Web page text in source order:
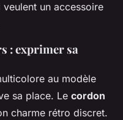
un accessoire
: exprimer sa
au modèle
sa place. Le cordon
charme rétro discret.